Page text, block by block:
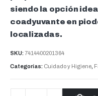
siendo la opción
coadyuvante en
localizadas.
SKU:7414400201364
Categorías: Cuidado y Higiene,